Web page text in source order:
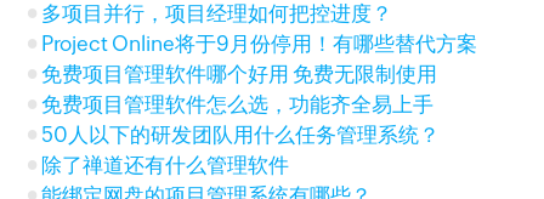
多项目并行，项目经理如何把控进度？
Project Online将于9月份停用！有哪些替代方案
免费项目管理软件哪个好用 免费无限制使用
免费项目管理软件怎么选，功能齐全易上手
50人以下的研发团队用什么任务管理系统？
除了禅道还有什么管理软件